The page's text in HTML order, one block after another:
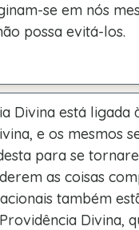
se em nós
possa evitá-los.
Divina está ligada
e os mesmos
para se
as coisas
também
Divina,